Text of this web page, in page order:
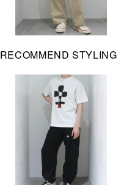
RECOMMEND STYLING